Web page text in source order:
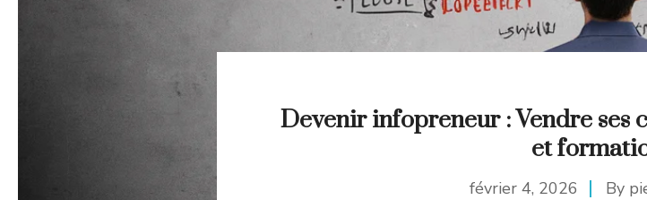
Devenir infopreneur : Vendre ses
et
février 4, 2026 By